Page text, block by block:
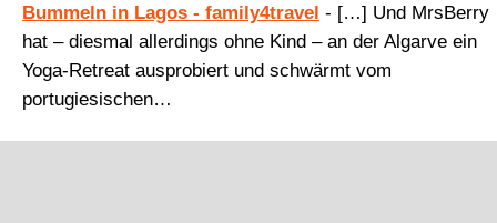
Bummeln in Lagos - family4travel - […] Und MrsBerry
hat – diesmal allerdings ohne Kind – an der Algarve ein
Yoga-Retreat ausprobiert und schwärmt vom
portugiesischen…